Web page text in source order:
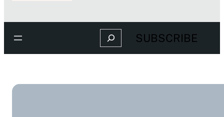
Search SUBSCRIBE